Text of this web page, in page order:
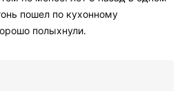
пошел по кухонному
полыхнули.